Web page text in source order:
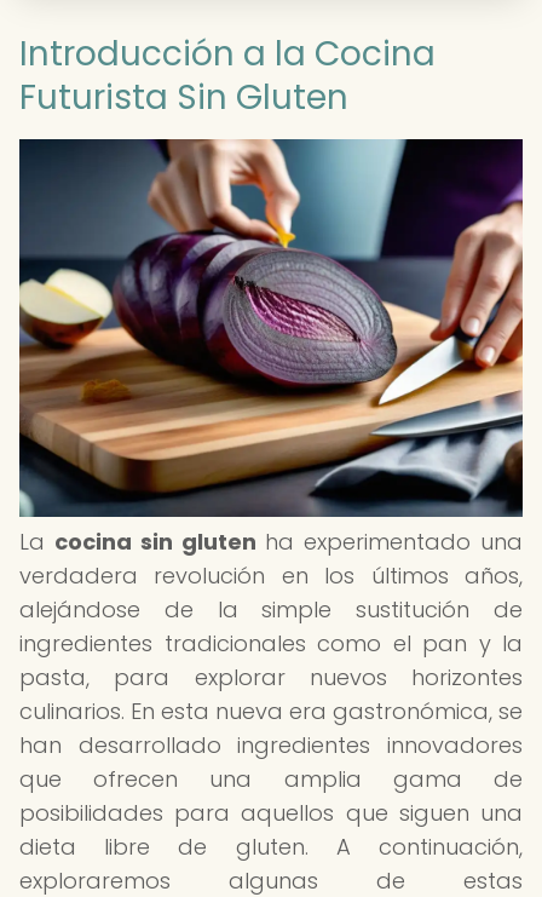
Introducción a la Cocina
Futurista Sin Gluten
La cocina sin gluten ha experimentado una
verdadera revolución en los últimos años,
alejándose de la simple sustitución de
ingredientes tradicionales como el pan y la
pasta, para explorar nuevos horizontes
culinarios. En esta nueva era gastronómica, se
han desarrollado ingredientes innovadores
que ofrecen una amplia gama de
posibilidades para aquellos que siguen una
dieta libre de gluten. A continuación,
exploraremos algunas de estas